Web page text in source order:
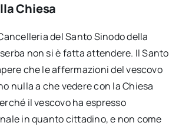
Chiesa
del Santo Sinodo della
non si è fatta attendere. Il Santo
che le affermazioni del vescovo
nulla a che vedere con la Chiesa
il vescovo ha espresso
in quanto cittadino, e non come